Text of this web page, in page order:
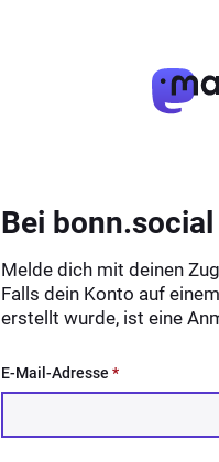
Bei
Melde dich mit deinen
Falls dein Konto auf
erstellt wurde, ist eine
E-Mail-Adresse *